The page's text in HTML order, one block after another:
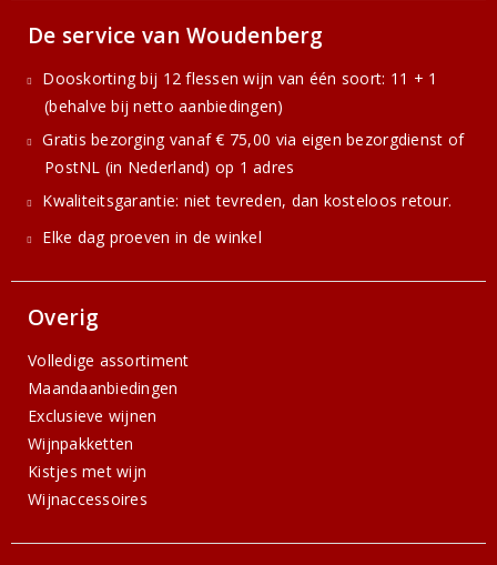
De service van Woudenberg
Dooskorting bij 12 flessen wijn van één soort: 11 + 1
(behalve bij netto aanbiedingen)
Gratis bezorging vanaf € 75,00 via eigen bezorgdienst of
PostNL (in Nederland) op 1 adres
Kwaliteitsgarantie: niet tevreden, dan kosteloos retour.
Elke dag proeven in de winkel
Overig
Volledige assortiment
Maandaanbiedingen
Exclusieve wijnen
Wijnpakketten
Kistjes met wijn
Wijnaccessoires